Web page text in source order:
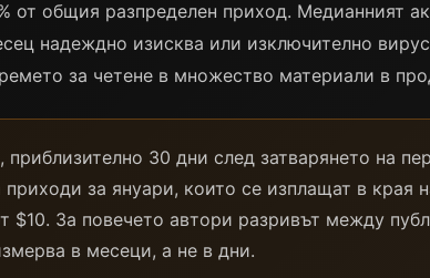
от общия разпределен приход. Медианният
надеждно изисква или изключително
за четене в множество материали в
30 дни след затварянето на
приходи за януари, които се изплащат в края
$10. За повечето автори разривът между
в месеци, а не в дни.